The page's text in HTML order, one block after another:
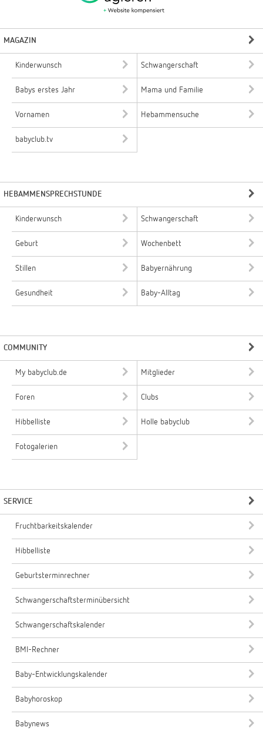
MAGAZIN
Kinderwunsch Schwangerschaft
Babys erstes Jahr Mama und Familie
Vornamen Hebammensuche
babyclub.tv
HEBAMMENSPRECHSTUNDE
Kinderwunsch Schwangerschaft
Geburt Wochenbett
Stillen Babyernährung
Gesundheit Baby-Alltag
COMMUNITY
My babyclub.de Mitglieder
Foren Clubs
Hibbelliste Holle babyclub
Fotogalerien
SERVICE
Fruchtbarkeitskalender
Hibbelliste
Geburtsterminrechner
Schwangerschaftsterminübersicht
Schwangerschaftskalender
BMI-Rechner
Baby-Entwicklungskalender
Babyhoroskop
Babynews